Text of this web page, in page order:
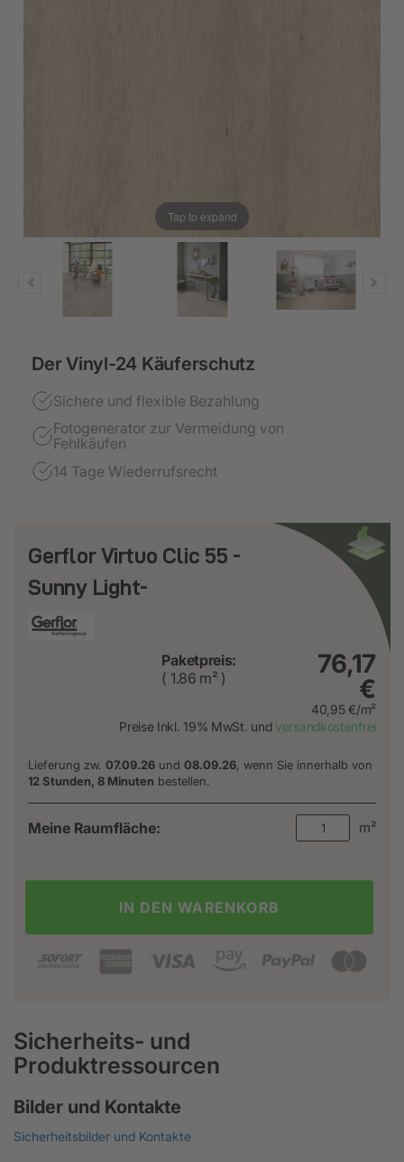
Tap to expand
Der Vinyl-24 Käuferschutz
Sichere und flexible Bezahlung
Fotogenerator zur Vermeidung von
Fehlkäufen
14 Tage Wiederrufsrecht
Gerflor Virtuo Clic 55 -
Sunny Light-
76,17
€
40,95 €/m²
Paketpreis:
( 1.86 m² )
Preise Inkl. 19% MwSt. und versandkostenfrei
Lieferung zw. 07.09.26 und 08.09.26, wenn Sie innerhalb von
12 Stunden, 8 Minuten bestellen.
Meine Raumfläche: m²
IN DEN WARENKORB
Sicherheits- und
Produktressourcen
Bilder und Kontakte
Sicherheitsbilder und Kontakte